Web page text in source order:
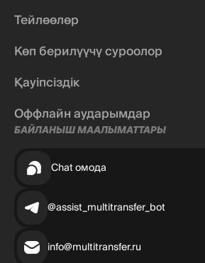
Тейлөөлөр
Көп берилүүчү суроолор
Қауіпсіздік
Оффлайн аударымдар
БАЙЛАНЫШ МААЛЫМАТТАРЫ
Chat омода
@assist_multitransfer_bot
info@multitransfer.ru